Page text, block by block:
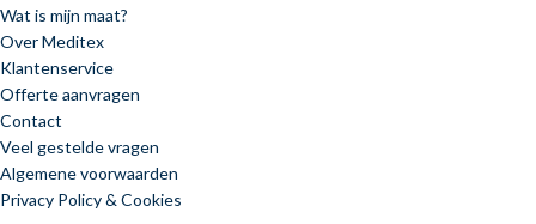
Wat is mijn maat?
Over Meditex
Klantenservice
Offerte aanvragen
Contact
Veel gestelde vragen
Algemene voorwaarden
Privacy Policy & Cookies